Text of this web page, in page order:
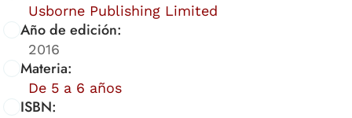
Usborne Publishing Limited
Año de edición:
2016
Materia:
De 5 a 6 años
ISBN: